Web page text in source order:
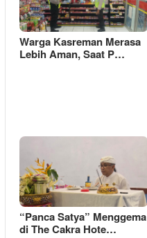
Warga Kasreman Merasa
Lebih Aman, Saat P…
“Panca Satya” Menggema
di The Cakra Hote…